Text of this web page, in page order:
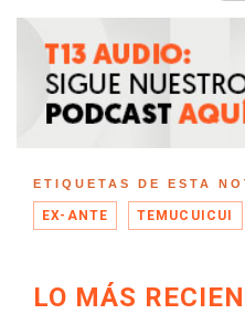
ETIQUETAS DE ESTA
EX-ANTE TEMUCUICUI
LO MÁS